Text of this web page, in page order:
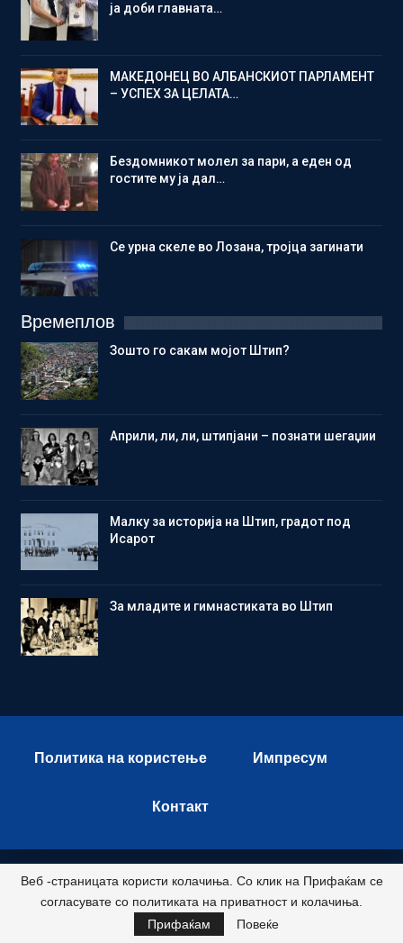
ја доби главната…
МАКЕДОНЕЦ ВО АЛБАНСКИОТ ПАРЛАМЕНТ
– УСПЕХ ЗА ЦЕЛАТА…
Бездомникот молел за пари, а еден од
гостите му ја дал…
Се урна скеле во Лозана, тројца загинати
Времеплов
Зошто го сакам мојот Штип?
Aприли, ли, ли, штипјани – познати шегаџии
Малку за историја на Штип, градот под
Исарот
Зa младите и гимнастиката во Штип
Политика на користење Импресум
Контакт
© 2026 - Istok Press. All Rights Reserved.
Развиено и хостирано од
Веб -страницата користи колачиња. Со клик на Прифаќам се
согласувате со политиката на приватност и колачиња.
Прифаќам
Повеќе